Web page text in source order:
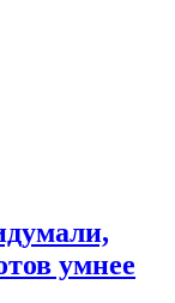
умнее